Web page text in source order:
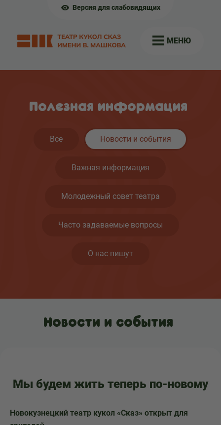
Версия для слабовидящих
МЕНЮ
Полезная информация
Все Новости и события
Важная информация
Молодежный совет театра
Часто задаваемые вопросы
О нас пишут
Новости и события
Мы будем жить теперь по-новому
Новокузнецкий театр кукол «Сказ» открыт для